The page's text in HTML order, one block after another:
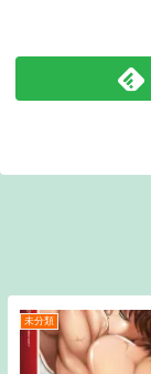
未分類